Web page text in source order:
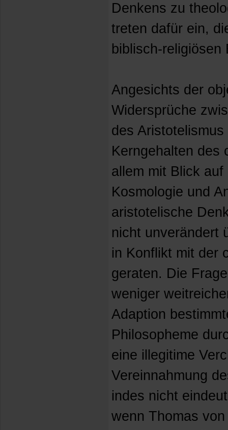
Denkens zu
treten dafür ein,
biblisch-
Angesichts der
Widersprüche
des
Kerngehalten des
allem mit Blick
Kosmologie und
aristotelische
nicht unverändert
in Konflikt mit der
geraten. Die
weniger
Adaption
Philosopheme
eine illegitime
Vereinnahmung
indes nicht
wenn Thomas